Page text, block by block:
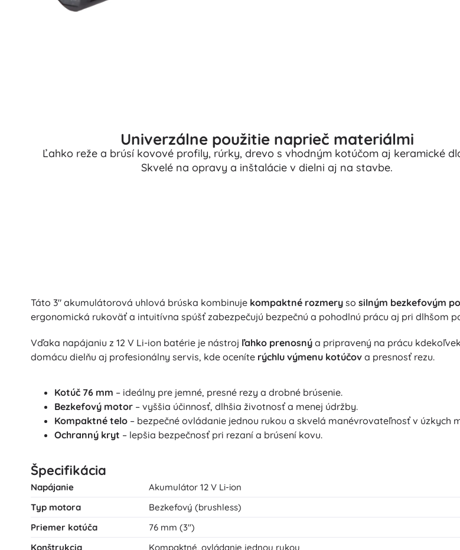
Univerzálne použitie naprieč materiálmi
Ľahko reže a brúsí kovové profily, rúrky, drevo s vhodným kotúčom aj keramické
Skvelé na opravy a inštalácie v dielni aj na stavbe.
Táto 3" akumulátorová uhlová brúska kombinuje kompaktné rozmery so silným bezkefovým
ergonomická rukoväť a intuitívna spúšť zabezpečujú bezpečnú a pohodlnú prácu aj pri dlhšom
Vďaka napájaniu z 12 V Li-ion batérie je nástroj ľahko prenosný a pripravený na prácu
domácu dielňu aj profesionálny servis, kde oceníte rýchlu výmenu kotúčov a presnosť rezu.
Kotúč 76 mm – ideálny pre jemné, presné rezy a drobné brúsenie.
Bezkefový motor – vyššia účinnosť, dlhšia životnosť a menej údržby.
Kompaktné telo – bezpečné ovládanie jednou rukou a skvelá manévrovateľnosť v úzkych
Ochranný kryt – lepšia bezpečnosť pri rezaní a brúsení kovu.
Špecifikácia
Napájanie
Akumulátor 12 V Li-ion
Typ motora
Bezkefový (brushless)
Priemer kotúča
76 mm (3")
Konštrukcia
Kompaktné, ovládanie jednou rukou